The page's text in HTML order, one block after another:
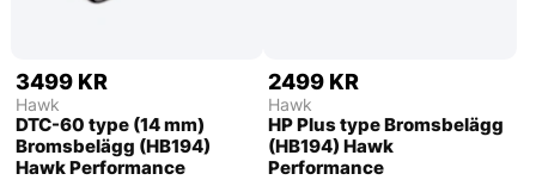
3499 KR
Hawk
DTC-60 type (14 mm)
Bromsbelägg (HB194)
Hawk Performance
2499 KR
Hawk
HP Plus type Bromsbelägg
(HB194) Hawk
Performance